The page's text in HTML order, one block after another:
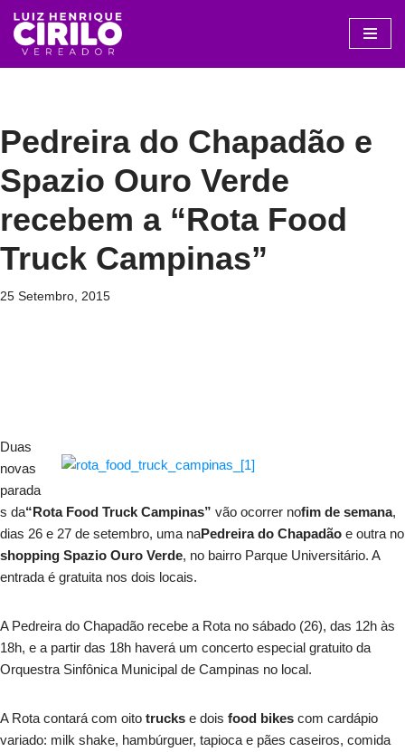
Avançar
para
Pedreira do Chapadão e
Spazio Ouro Verde
recebem a “Rota Food
Truck Campinas”
25 Setembro, 2015
Duas
novas
parada
s da“Rota Food Truck Campinas” vão ocorrer nofim de semana,
dias 26 e 27 de setembro, uma naPedreira do Chapadão e outra no
shopping Spazio Ouro Verde, no bairro Parque Universitário. A
entrada é gratuita nos dois locais.
A Pedreira do Chapadão recebe a Rota no sábado (26), das 12h às
18h, e a partir das 18h haverá um concerto especial gratuito da
Orquestra Sinfônica Municipal de Campinas no local.
A Rota contará com oito trucks e dois food bikes com cardápio
variado: milk shake, hambúrguer, tapioca e pães caseiros, comida